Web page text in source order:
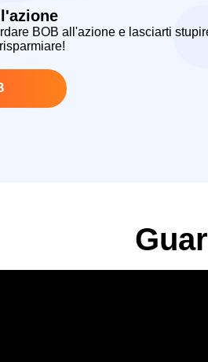
BOB all'azione e lasciarti